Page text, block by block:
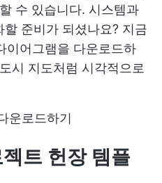
수 있습니다. 시스템과
준비가 되셨나요? 지금
이어그램을 다운로드하
시 지도처럼 시각적으로
운로드하기
트 헌장 템플